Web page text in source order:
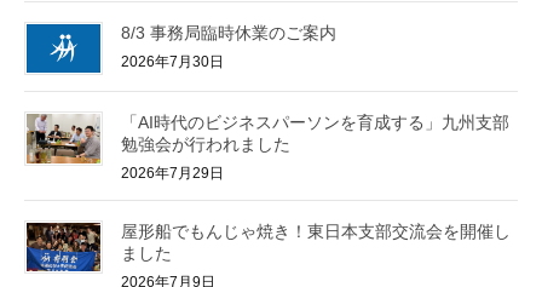
8/3 事務局臨時休業のご案内
2026年7月30日
「AI時代のビジネスパーソンを育成する」九州支部
勉強会が行われました
2026年7月29日
屋形船でもんじゃ焼き！東日本支部交流会を開催し
ました
2026年7月9日